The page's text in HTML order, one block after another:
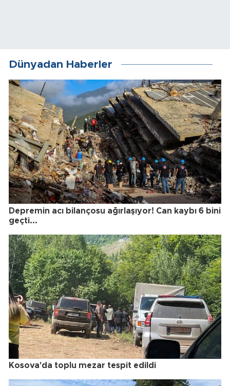
Dünyadan Haberler
Depremin acı bilançosu ağırlaşıyor! Can kaybı 6 bini
geçti...
Kosova'da toplu mezar tespit edildi